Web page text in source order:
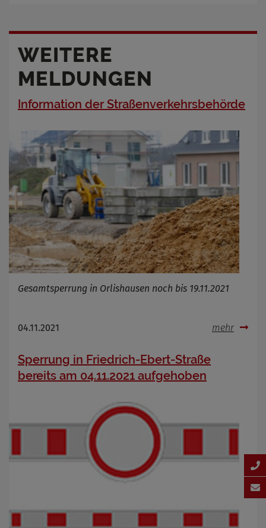
WEITERE
MELDUNGEN
Information der Straßenverkehrsbehörde
Gesamtsperrung in Orlishausen noch bis 19.11.2021
04.11.2021 mehr
Sperrung in Friedrich-Ebert-Straße
bereits am 04.11.2021 aufgehoben